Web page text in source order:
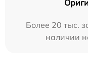
Более 20 тыс.
наличии